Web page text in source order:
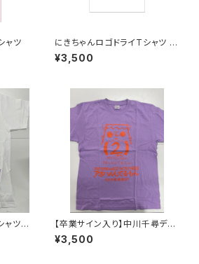
ャツ
にきちゃんロゴドライTシャツ う
さぎさんver.
¥3,500
ャツ
【卒業サイン入り】中川千尋デザ
イン・2020年春ツアー静岡公演
Tシャツ
¥3,500